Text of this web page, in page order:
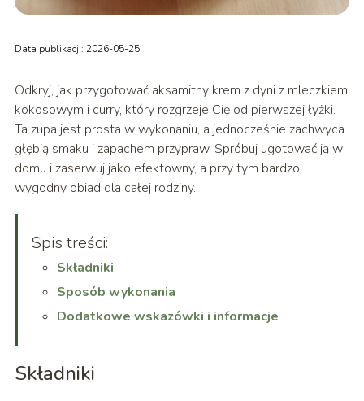
Data publikacji: 2026-05-25
Odkryj, jak przygotować aksamitny krem z dyni z mleczkiem
kokosowym i curry, który rozgrzeje Cię od pierwszej łyżki.
Ta zupa jest prosta w wykonaniu, a jednocześnie zachwyca
głębią smaku i zapachem przypraw. Spróbuj ugotować ją w
domu i zaserwuj jako efektowny, a przy tym bardzo
wygodny obiad dla całej rodziny.
Spis treści:
Składniki
Sposób wykonania
Dodatkowe wskazówki i informacje
Składniki